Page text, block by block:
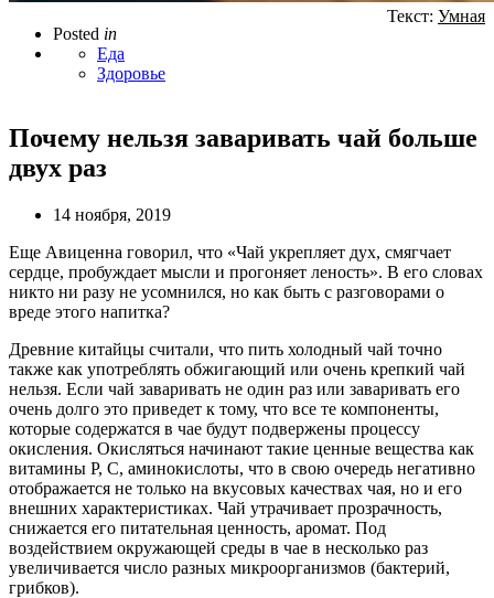
Posted in
Еда
Здоровье
Текст: Умная
Почему нельзя заваривать чай больше
двух раз
14 ноября, 2019
Еще Авиценна говорил, что «Чай укрепляет дух, смягчает
сердце, пробуждает мысли и прогоняет леность». В его словах
никто ни разу не усомнился, но как быть с разговорами о
вреде этого напитка?
Древние китайцы считали, что пить холодный чай точно
также как употреблять обжигающий или очень крепкий чай
нельзя. Если чай заваривать не один раз или заваривать его
очень долго это приведет к тому, что все те компоненты,
которые содержатся в чае будут подвержены процессу
окисления. Окисляться начинают такие ценные вещества как
витамины Р, С, аминокислоты, что в свою очередь негативно
отображается не только на вкусовых качествах чая, но и его
внешних характеристиках. Чай утрачивает прозрачность,
снижается его питательная ценность, аромат. Под
воздействием окружающей среды в чае в несколько раз
увеличивается число разных микроорганизмов (бактерий,
грибков).